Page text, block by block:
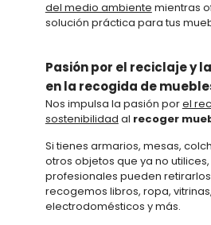
del medio ambiente mientras
solución práctica para tus
Pasión por el reciclaje y
en la recogida de
Nos impulsa la pasión porel
sostenibilidad al recoger
Si tienes armarios, mesas,
otros objetos que ya no
profesionales pueden
recogemos libros, ropa, vitrinas,
electrodomésticos y más.